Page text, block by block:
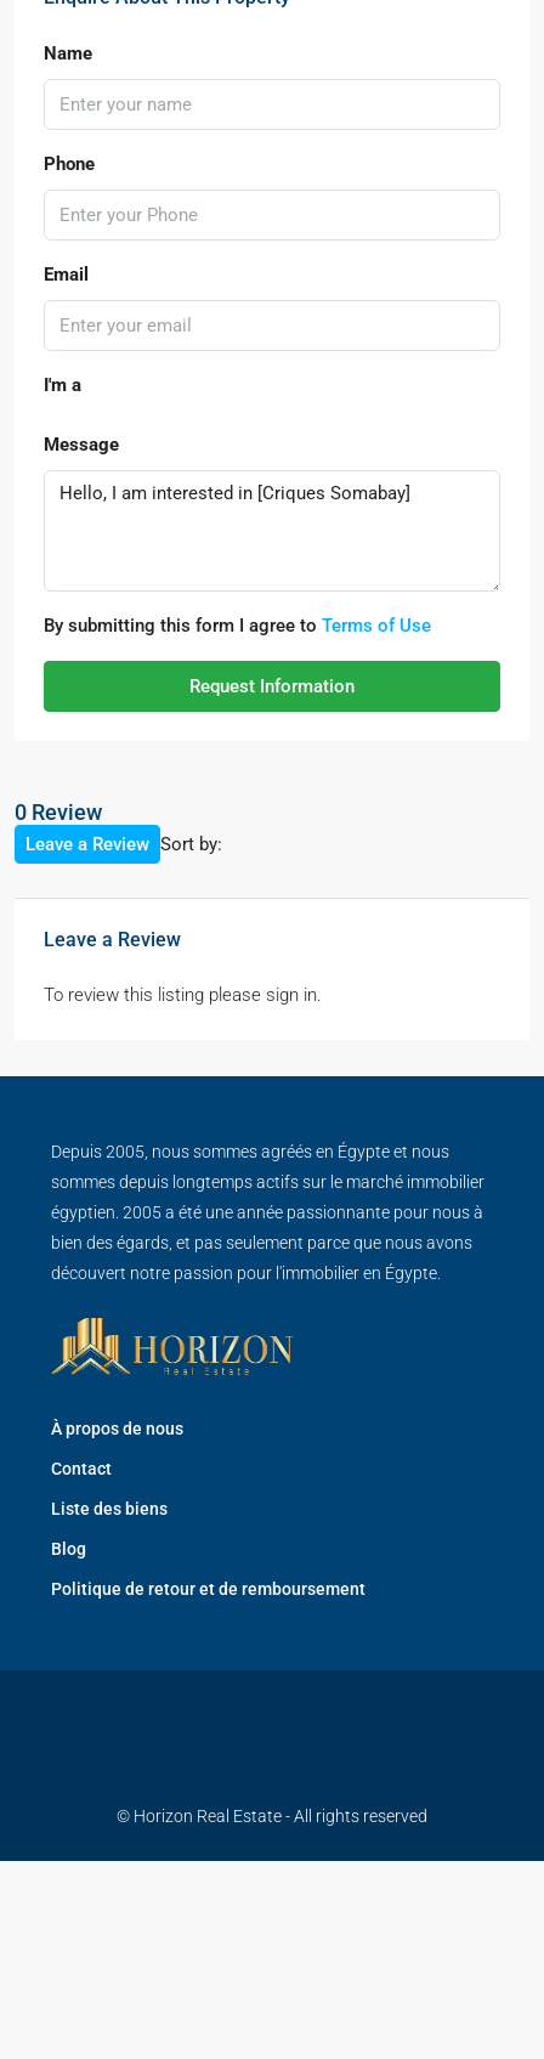
Name
Phone
Email
I'm a
Message
By submitting this form I agree to Terms of Use
Request Information
0 Review
Sort by:
Leave a Review
Leave a Review
To review this listing please sign in.
Depuis 2005, nous sommes agréés en Égypte et nous
sommes depuis longtemps actifs sur le marché immobilier
égyptien. 2005 a été une année passionnante pour nous à
bien des égards, et pas seulement parce que nous avons
découvert notre passion pour l'immobilier en Égypte.
À propos de nous
Contact
Liste des biens
Blog
Politique de retour et de remboursement
© Horizon Real Estate - All rights reserved